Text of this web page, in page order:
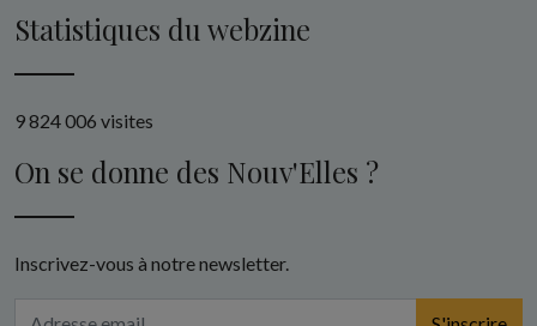
Statistiques du webzine
9 824 006 visites
On se donne des Nouv'Elles ?
Inscrivez-vous à notre newsletter.